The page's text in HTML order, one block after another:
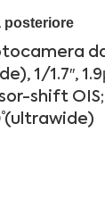
posteriore
da
1/1.7″,
shift
(ultrawide)